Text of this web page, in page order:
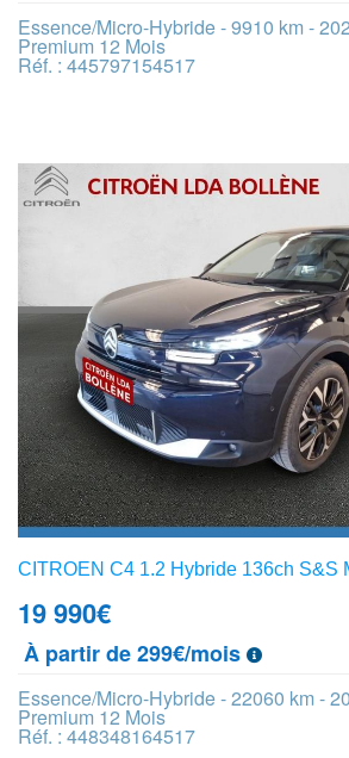
Essence/Micro-Hybride - 9910 km -
Premium 12 Mois
Réf. : 445797154517
CITROEN C4 1.2 Hybride 136ch S&S
19 990€
À partir de 299€/mois
Essence/Micro-Hybride - 22060 km -
Premium 12 Mois
Réf. : 448348164517